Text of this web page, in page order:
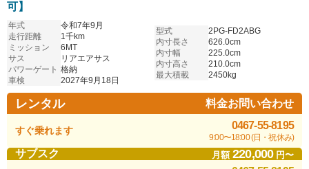
可】
年式
令和7年9月
走行距離
1千km
ミッション
6MT
サス
リアエアサス
パワーゲート 格納
車検
2027年9月18日
型式
2PG-FD2ABG
内寸長さ
626.0cm
内寸幅
225.0cm
内寸高さ
210.0cm
最大積載
2450kg
レンタル 料金お問い合わせ
すぐ乗れます 0467-55-8195
9:00〜18:00 (日・祝休み)
サブスク 月額220,000円〜